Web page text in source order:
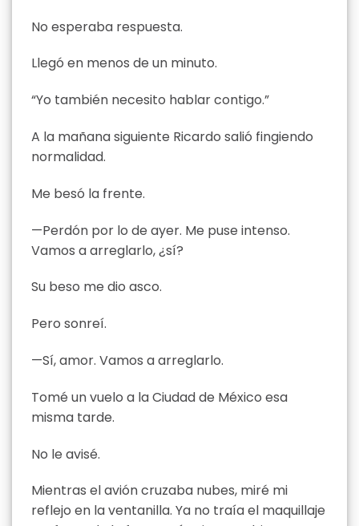
No esperaba respuesta.
Llegó en menos de un minuto.
“Yo también necesito hablar contigo.”
A la mañana siguiente Ricardo salió fingiendo
normalidad.
Me besó la frente.
—Perdón por lo de ayer. Me puse intenso.
Vamos a arreglarlo, ¿sí?
Su beso me dio asco.
Pero sonreí.
—Sí, amor. Vamos a arreglarlo.
Tomé un vuelo a la Ciudad de México esa
misma tarde.
No le avisé.
Mientras el avión cruzaba nubes, miré mi
reflejo en la ventanilla. Ya no traía el maquillaje